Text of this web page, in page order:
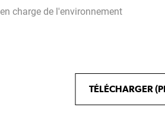
charge de l'environnement
TÉLÉCHARGER